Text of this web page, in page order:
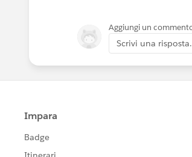
Aggiungi un
Scrivi una